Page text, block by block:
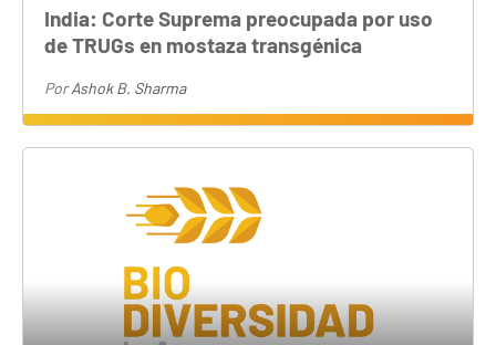
India: Corte Suprema preocupada por uso
de TRUGs en mostaza transgénica
PorAshok B. Sharma